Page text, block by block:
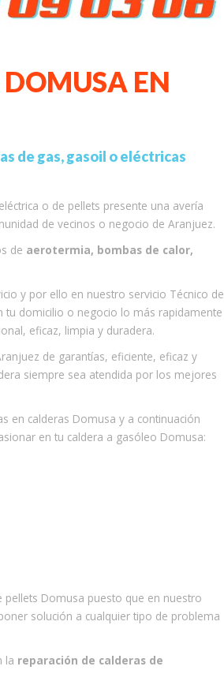
EN
de gas, gasoil o eléctricas
o de pellets presente una avería
de vecinos o negocio de Aranjuez.
de aerotermia, bombas de calor,
y por ello en nuestro servicio Técnico de
tu domicilio o negocio lo más rapidamente
eficaz, limpia y duradera.
de garantías, eficiente, eficaz y
siempre sea atendida por los mejores
en calderas Domusa y a continuación
en tu caldera a gasóleo Domusa:
Domusa puesto que en nuestro
solución a cualquier tipo de problema
la reparación de calderas de